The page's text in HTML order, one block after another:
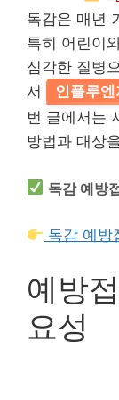
독감은 매년
특히 어린이
심각한 질병
서
인플루엔
번 글에서는
방법과 대상
독감 예방
독감 예방
예방
요성